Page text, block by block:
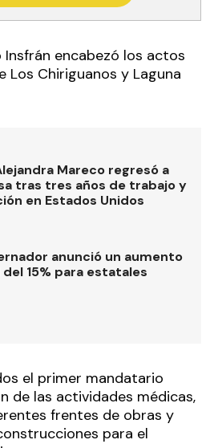
encabezó los actos
Los Chiriguanos y Laguna
Mareco regresó a
tras tres años de trabajo y
en Estados Unidos
anunció un aumento
del 15% para estatales
el primer mandatario
de las actividades médicas,
frentes de obras y
para el